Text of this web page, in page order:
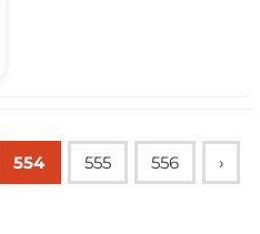
554 555 556 ›